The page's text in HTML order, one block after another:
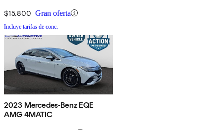
$15,800 Gran oferta
Incluye tarifas de conc.
2023 Mercedes-Benz EQE
AMG 4MATIC